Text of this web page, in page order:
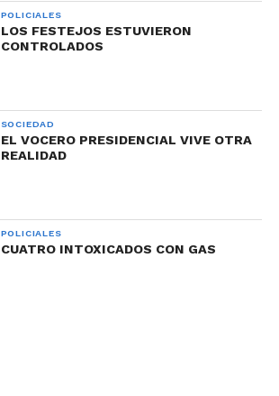
POLICIALES
LOS FESTEJOS ESTUVIERON
CONTROLADOS
SOCIEDAD
EL VOCERO PRESIDENCIAL VIVE OTRA
REALIDAD
POLICIALES
CUATRO INTOXICADOS CON GAS